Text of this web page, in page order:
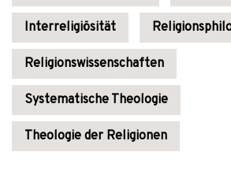
Interreligiösität
Religionswissenschaften
Systematische Theologie
Theologie der Religionen